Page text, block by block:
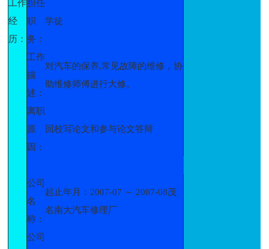
工作
经
历：
担任
职
务：
学徒
工作
描
述：
对汽车的保养,常见故障的维修，协
助维修师傅进行大修。
离职
原
因：
回校写论文和参与论文答辩
公司
名
称：
起止年月：2007-07 ～ 2007-08茂
名南大汽车修理厂
公司